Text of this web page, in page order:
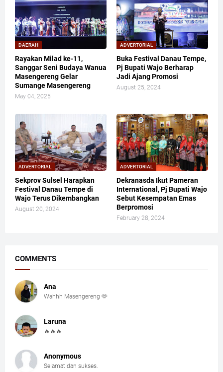
DAERAH
Rayakan Milad ke-11,
Sanggar Seni Budaya Wanua
Masengereng Gelar
Sumange Masengereng
May 04, 2025
ADVERTORIAL
Buka Festival Danau Tempe,
Pj Bupati Wajo Berharap
Jadi Ajang Promosi
August 25, 2024
ADVERTORIAL
Sekprov Sulsel Harapkan
Festival Danau Tempe di
Wajo Terus Dikembangkan
August 20, 2024
ADVERTORIAL
Dekranasda Ikut Pameran
International, Pj Bupati Wajo
Sebut Kesempatan Emas
Berpromosi
February 28, 2024
COMMENTS
Ana
Wahhh Masengereng 🫶
Laruna
🔥🔥🔥
Anonymous
Selamat dan sukses.